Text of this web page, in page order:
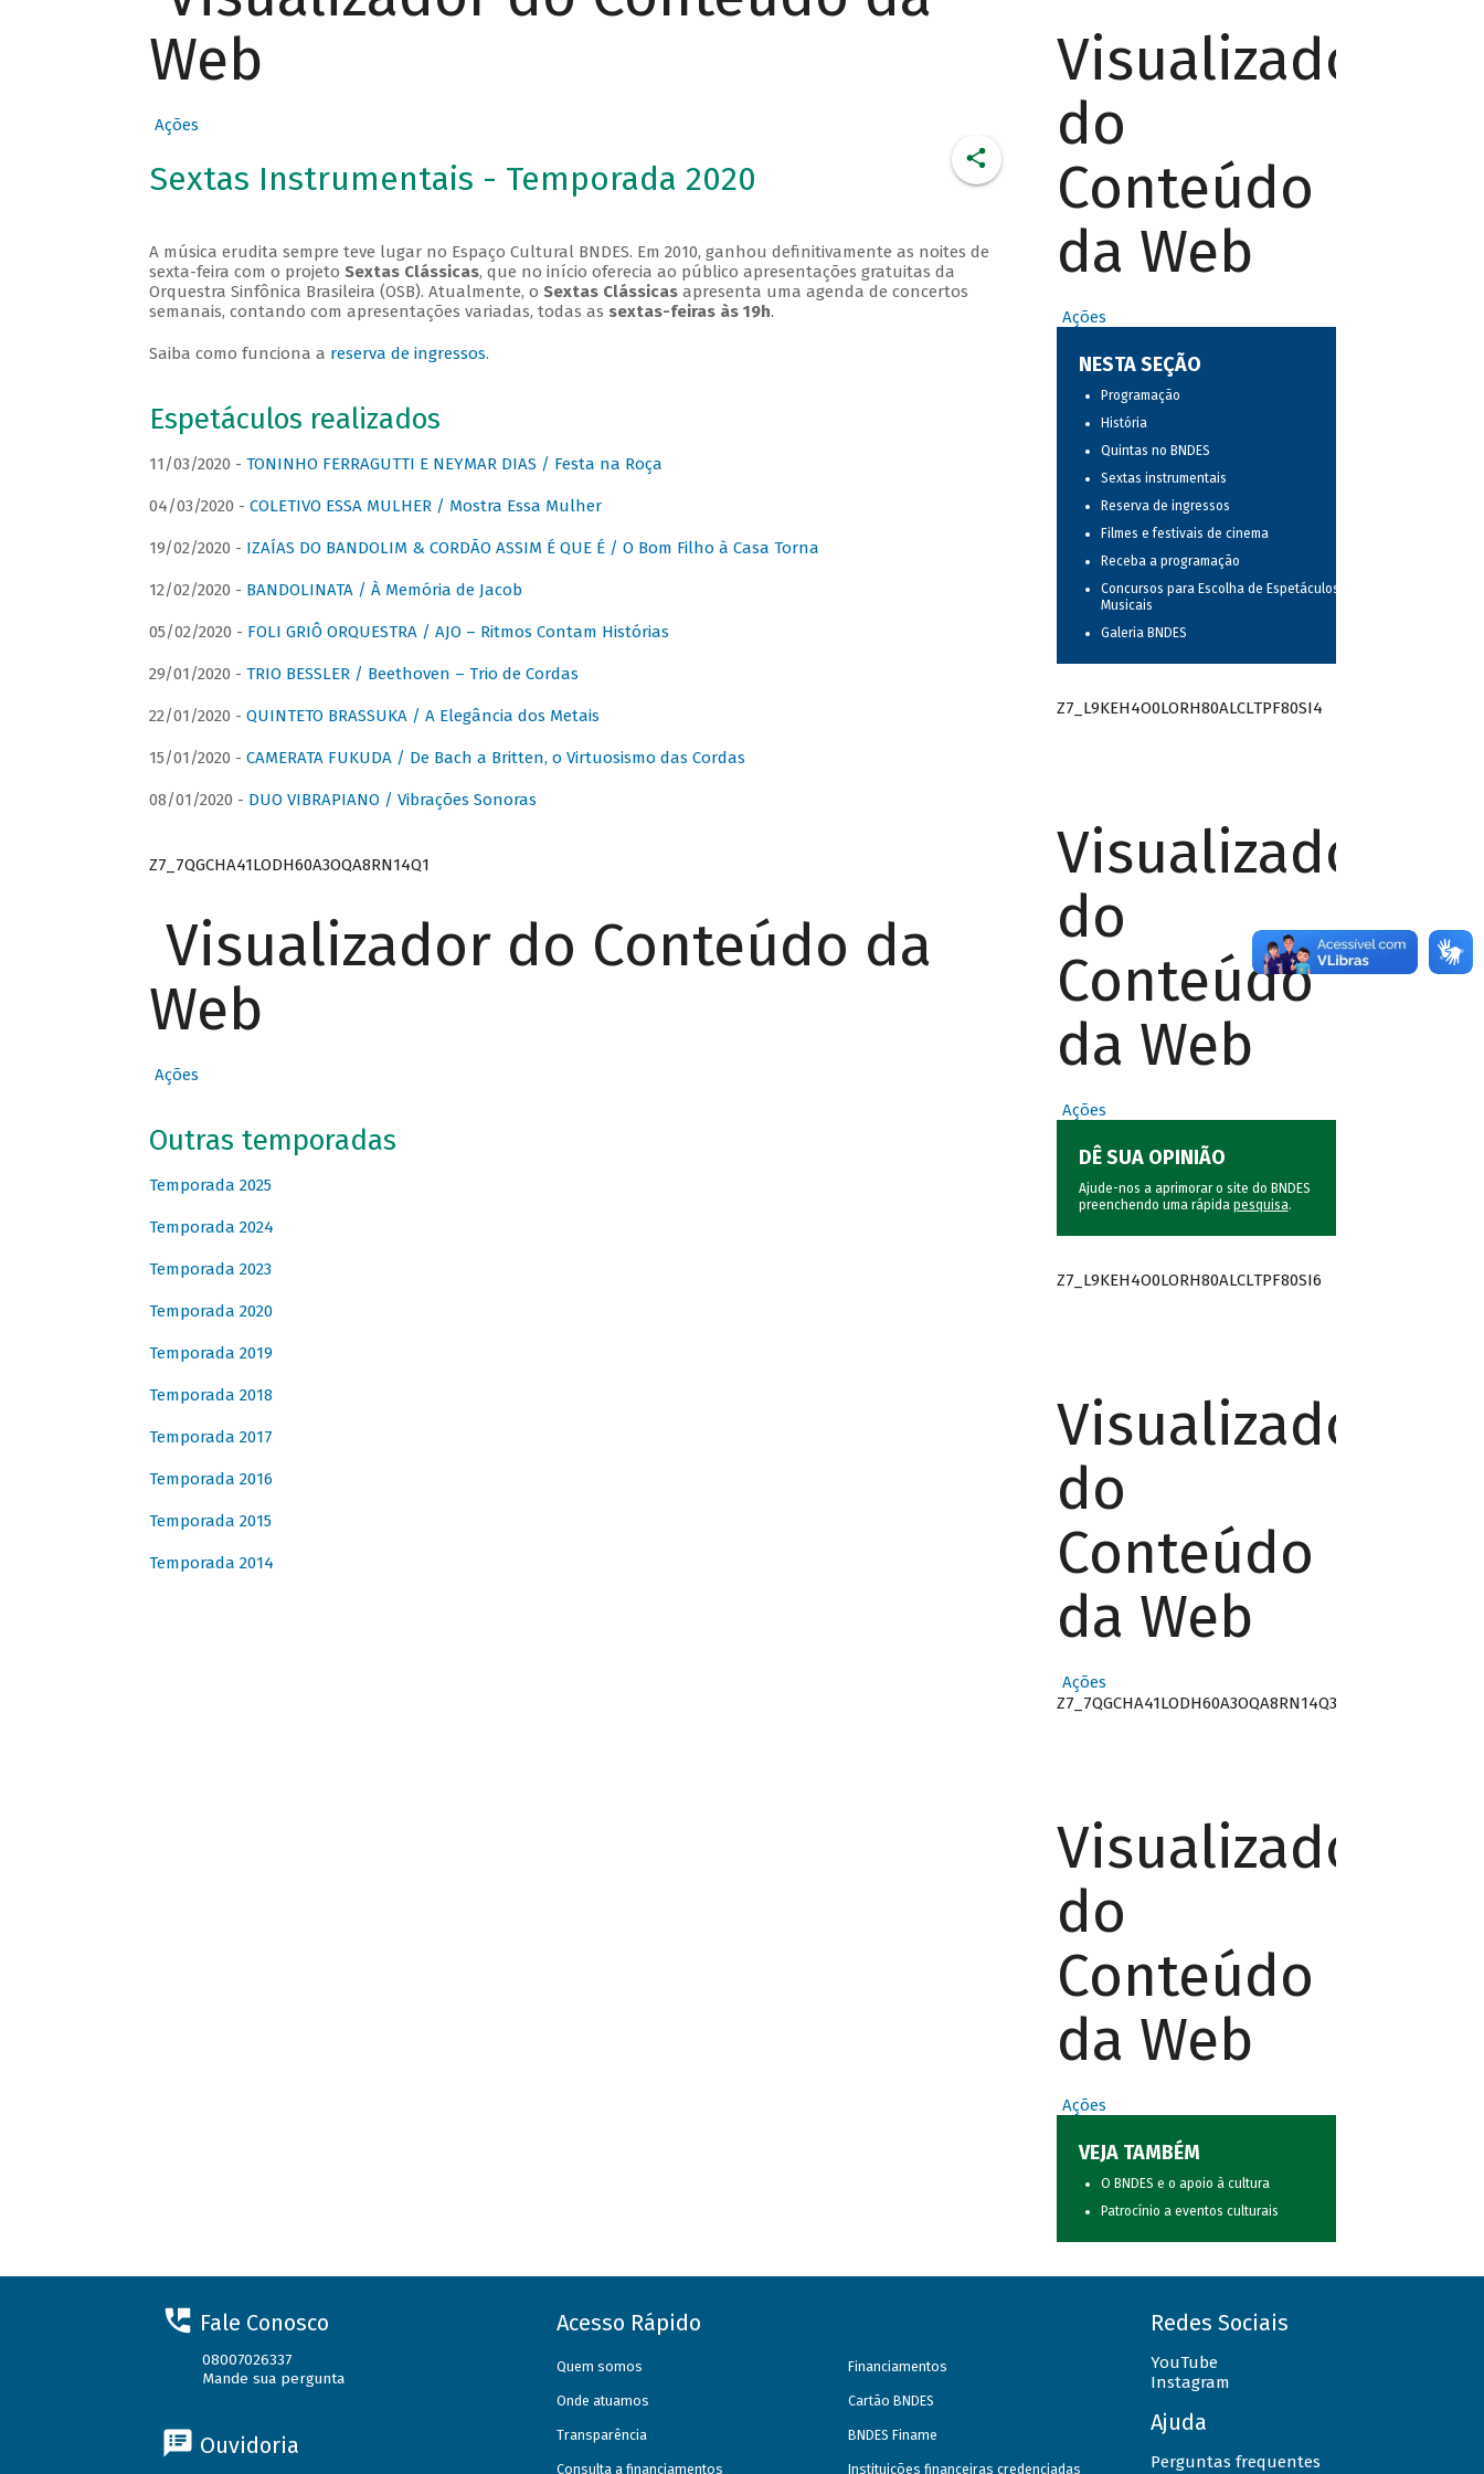
Web
Ações
Sextas Instrumentais - Temporada 2020
A música erudita sempre teve lugar no Espaço Cultural BNDES. Em 2010, ganhou definitivamente as noites de
sexta-feira com o projeto Sextas Clássicas, que no início oferecia ao público apresentações gratuitas da
Orquestra Sinfônica Brasileira (OSB). Atualmente, o Sextas Clássicasapresenta uma agenda de concertos
semanais, contando com apresentações variadas, todas as sextas-feiras às 19h.
Saiba como funciona a reserva de ingressos.
Espetáculos realizados
11/03/2020 - TONINHO FERRAGUTTI E NEYMAR DIAS / Festa na Roça
04/03/2020 - COLETIVO ESSA MULHER / Mostra Essa Mulher
19/02/2020 - IZAÍAS DO BANDOLIM & CORDÃO ASSIM É QUE É / O Bom Filho à Casa Torna
12/02/2020 - BANDOLINATA / À Memória de Jacob
05/02/2020 - FOLI GRIÔ ORQUESTRA / AJO – Ritmos Contam Histórias
29/01/2020 - TRIO BESSLER / Beethoven – Trio de Cordas
22/01/2020 - QUINTETO BRASSUKA / A Elegância dos Metais
15/01/2020 - CAMERATA FUKUDA / De Bach a Britten, o Virtuosismo das Cordas
08/01/2020 - DUO VIBRAPIANO / Vibrações Sonoras
Z7_7QGCHA41LODH60A3OQA8RN14Q1
Visualizador do Conteúdo da
Web
Ações
Outras temporadas
Temporada 2025
Temporada 2024
Temporada 2023
Temporada 2020
Temporada 2019
Temporada 2018
Temporada 2017
Temporada 2016
Temporada 2015
Temporada 2014
Visualizador
do
Conteúdo
da Web
Ações
NESTA SEÇÃO
Programação
História
Quintas no BNDES
Sextas instrumentais
Reserva de ingressos
Filmes e festivais de cinema
Receba a programação
Concursos para Escolha de Espetáculos
Musicais
Galeria BNDES
Z7_L9KEH4O0LORH80ALCLTPF80SI4
Visualizador
do
Conteúdo
da Web
Ações
DÊ SUA OPINIÃO
Ajude-nos a aprimorar o site do BNDES
preenchendo uma rápida pesquisa.
Z7_L9KEH4O0LORH80ALCLTPF80SI6
Visualizador
do
Conteúdo
da Web
Ações
Z7_7QGCHA41LODH60A3OQA8RN14Q3
Visualizador
do
Conteúdo
da Web
Ações
VEJA TAMBÉM
O BNDES e o apoio à cultura
Patrocínio a eventos culturais
Fale Conosco
08007026337
Mande sua pergunta
Ouvidoria
Acesso Rápido
Quem somos
Onde atuamos
Transparência
Consulta a financiamentos
Financiamentos
Cartão BNDES
BNDES Finame
Instituições financeiras credenciadas
Redes Sociais
YouTube
Instagram
Ajuda
Perguntas frequentes